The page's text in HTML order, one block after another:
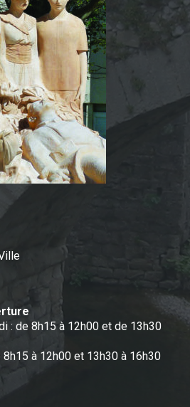
: de 8h15 à 12h00 et de 13h30
à 12h00 et 13h30 à 16h30